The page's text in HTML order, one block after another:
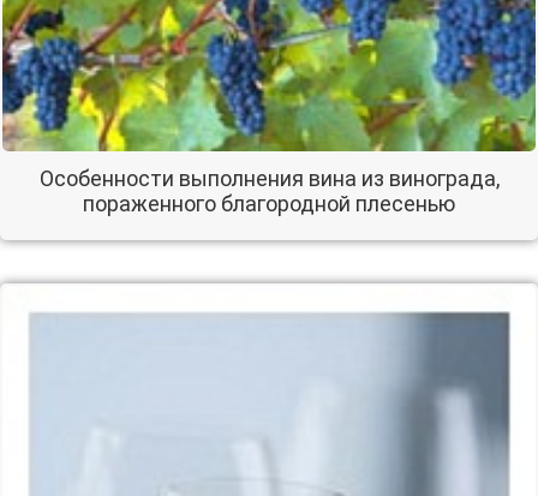
Особенности выполнения вина из винограда,
пораженного благородной плесенью